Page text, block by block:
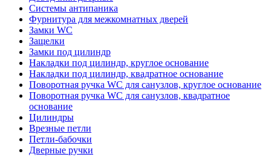
Системы антипаника
Фурнитура для межкомнатных дверей
Замки WC
Защелки
Замки под цилиндр
Накладки под цилиндр, круглое основание
Накладки под цилиндр, квадратное основание
Поворотная ручка WC для санузлов, круглое основание
Поворотная ручка WC для санузлов, квадратное
основание
Цилиндры
Врезные петли
Петли-бабочки
Дверные ручки